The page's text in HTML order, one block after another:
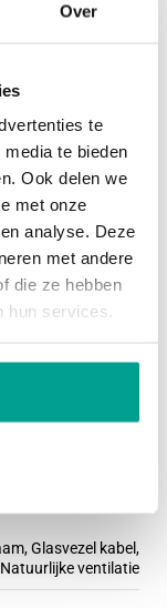
Over
te
te bieden
Ook delen we
met onze
analyse. Deze
met andere
die ze hebben
hun services.
het
drie
badkamer. Er
de achterzijde
is gelegen
een
en een
de badkamer
Op eigen terrein
Zadeldak
Ja
Goed tot uitstekend
Woonruimte
Glasvezel kabel,
ventilatie